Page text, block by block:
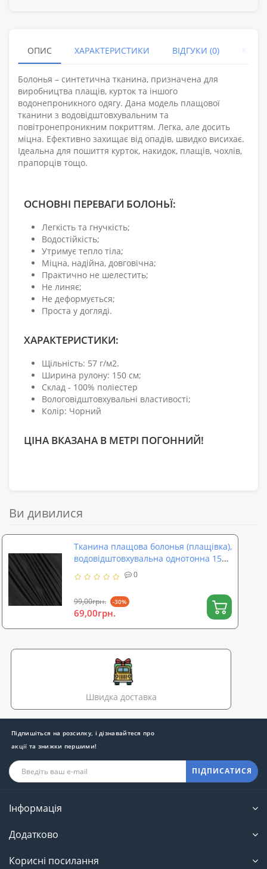
ОПИС ХАРАКТЕРИСТИКИ ВІДГУКИ (0)
Болонья – синтетична тканина, призначена для
виробництва плащів, курток та іншого
водонепроникного одягу. Дана модель плащової
тканини з водовідштовхувальним та
повітронепроникним покриттям. Легка, але досить
міцна. Ефективно захищає від опадів, швидко висихає.
Ідеальна для пошиття курток, накидок, плащів, чохлів,
прапорців тощо.
ОСНОВНІ ПЕРЕВАГИ БОЛОНЬЇ:
Легкість та гнучкість;
Водостійкість;
Утримує тепло тіла;
Міцна, надійна, довговічна;
Практично не шелестить;
Не линяє;
Не деформується;
Проста у догляді.
ХАРАКТЕРИСТИКИ:
Щільність: 57 г/м2.
Ширина рулону: 150 см;
Склад - 100% поліестер
Вологовідштовхувальні властивості;
Колір: Чорний
ЦІНА ВКАЗАНА В МЕТРІ ПОГОННИЙ!
Ви дивилися
Тканина плащова болонья (плащівка),
водовідштовхувальна однотонна 150
см чорний (TK-0016)
0
99,00грн. -30%
69,00грн.
Швидка доставка
Підпишіться на розсилку, і дізнавайтеся про
акції та знижки першими!
ПІДПИСАТИСЯ
Інформація
Додатково
Корисні посилання